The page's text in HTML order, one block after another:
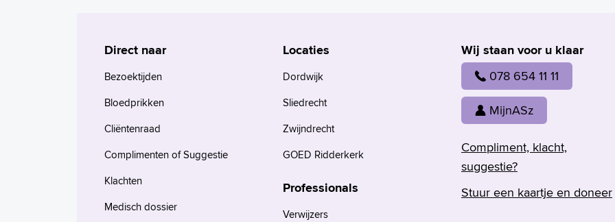
Wij staan voor u klaar
078 654 11 11
MijnASz
Compliment, klacht,
suggestie?
Stuur een kaartje en doneer
Direct naar
Bezoektijden
Bloedprikken
Cliëntenraad
Complimenten of Suggestie
Klachten
Medisch dossier
Locaties
Dordwijk
Sliedrecht
Zwijndrecht
GOED Ridderkerk
Professionals
Verwijzers